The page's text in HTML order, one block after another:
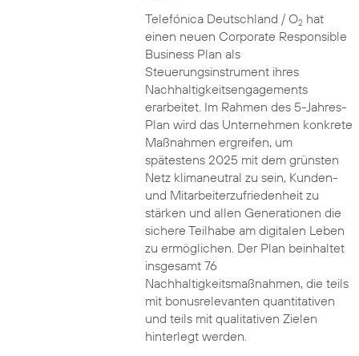
Telefónica Deutschland / O2hat
einen neuen Corporate Responsible
Business Plan als
Steuerungsinstrument ihres
Nachhaltigkeitsengagements
erarbeitet. Im Rahmen des 5-Jahres-
Plan wird das Unternehmen konkrete
Maßnahmen ergreifen, um
spätestens 2025 mit dem grünsten
Netz klimaneutral zu sein, Kunden-
und Mitarbeiterzufriedenheit zu
stärken und allen Generationen die
sichere Teilhabe am digitalen Leben
zu ermöglichen. Der Plan beinhaltet
insgesamt 76
Nachhaltigkeitsmaßnahmen, die teils
mit bonusrelevanten quantitativen
und teils mit qualitativen Zielen
hinterlegt werden.